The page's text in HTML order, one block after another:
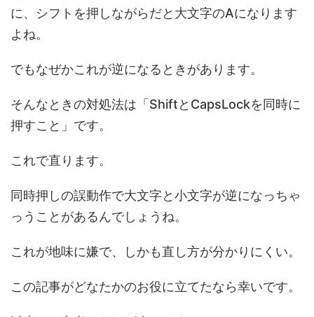
に、シフトを押しながらだと大文字のAになります
よね。
でもなぜかこれが逆になるときがあります。
そんなときの対処法は 「ShiftとCapsLockを同時に
押すこと」 です。
これで直ります。
同時押しの誤動作で大文字と小文字が逆になっちゃ
っうことがあるんでしょうね。
これが地味に嫌で、しかも直し方が分かりにくい。
この記事がどなたかのお役に立てたなら幸いです。